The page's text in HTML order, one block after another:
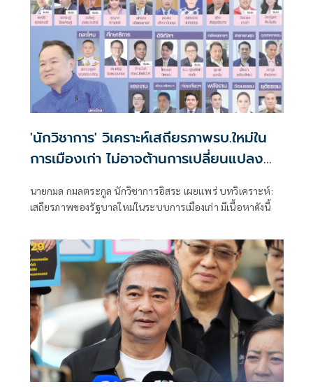
'นักวิชาการ' วิเคราะห์เสถียรภาพรบ.ใหม่ใน
การเมืองเก่า ไม่อาจต้านการเปลี่ยนแปลง
นายกมล กมลตระกูล นักวิชาการอิสระ เผยแพร่ บทวิเคราะห์:
เสถียรภาพของรัฐบาลใหม่ในระบบการเมืองเก่า มีเนื้อหาดังนี้